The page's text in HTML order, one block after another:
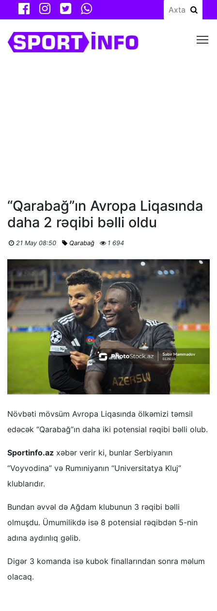
“Qarabağ”ın Avropa Liqasında
daha 2 rəqibi bəlli oldu
21 May 08:50 Qarabağ 1 694
Növbəti mövsüm Avropa Liqasında ölkəmizi təmsil
edəcək “Qarabağ”ın daha iki potensial rəqibi bəlli olub.
Sportinfo.az xəbər verir ki, bunlar Serbiyanın
“Voyvodina” və Rumıniyanın “Universitatya Kluj”
klublarıdır.
Bundan əvvəl də Ağdam klubunun 3 rəqibi bəlli
olmuşdu. Ümumilikdə isə 8 potensial rəqibdən 5-nin
adına aydınlıq gəlib.
Digər 3 komanda isə kubok finallarından sonra məlum
olacaq.